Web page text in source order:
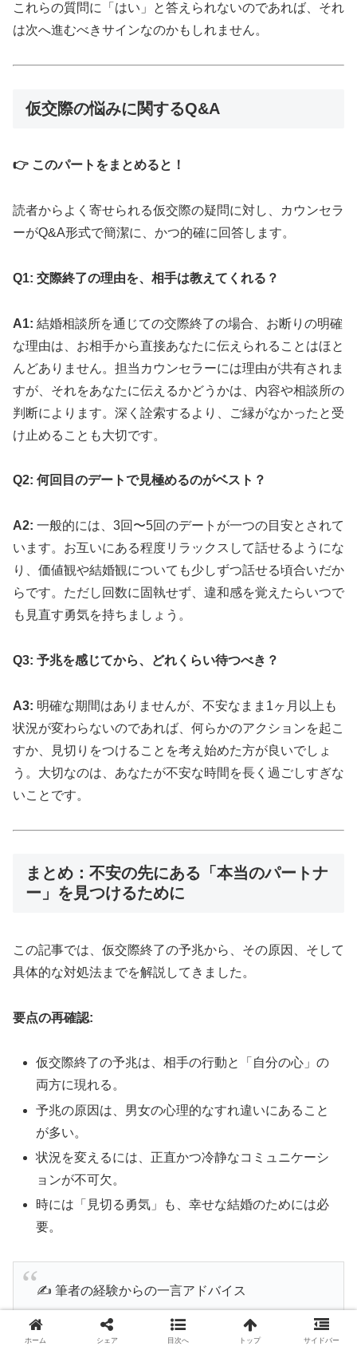
これらの質問に「はい」と答えられないのであれば、それ
は次へ進むべきサインなのかもしれません。
仮交際の悩みに関するQ&A
👉 このパートをまとめると！
読者からよく寄せられる仮交際の疑問に対し、カウンセラ
ーがQ&A形式で簡潔に、かつ的確に回答します。
Q1: 交際終了の理由を、相手は教えてくれる？
A1: 結婚相談所を通じての交際終了の場合、お断りの明確
な理由は、お相手から直接あなたに伝えられることはほと
んどありません。担当カウンセラーには理由が共有されま
すが、それをあなたに伝えるかどうかは、内容や相談所の
判断によります。深く詮索するより、ご縁がなかったと受
け止めることも大切です。
Q2: 何回目のデートで見極めるのがベスト？
A2: 一般的には、3回〜5回のデートが一つの目安とされて
います。お互いにある程度リラックスして話せるようにな
り、価値観や結婚観についても少しずつ話せる頃合いだか
らです。ただし回数に固執せず、違和感を覚えたらいつで
も見直す勇気を持ちましょう。
Q3: 予兆を感じてから、どれくらい待つべき？
A3: 明確な期間はありませんが、不安なまま1ヶ月以上も
状況が変わらないのであれば、何らかのアクションを起こ
すか、見切りをつけることを考え始めた方が良いでしょ
う。大切なのは、あなたが不安な時間を長く過ごしすぎな
いことです。
まとめ：不安の先にある「本当のパートナ
ー」を見つけるために
この記事では、仮交際終了の予兆から、その原因、そして
具体的な対処法までを解説してきました。
要点の再確認:
仮交際終了の予兆は、相手の行動と「自分の心」の
両方に現れる。
予兆の原因は、男女の心理的なすれ違いにあること
が多い。
状況を変えるには、正直かつ冷静なコミュニケーシ
ョンが不可欠。
時には「見切る勇気」も、幸せな結婚のためには必
要。
✍️ 筆者の経験からの一言アドバイス
【結論】: 仮交際の終わりは、決してあなたの価
ホーム シェア 目次へ トップ サイドバー